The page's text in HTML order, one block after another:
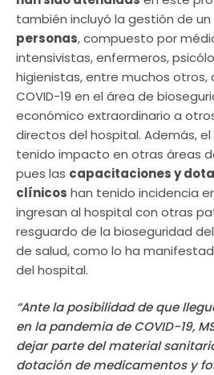
también incluyó la gestión de un
personas, compuesto por
intensivistas, enfermeros,
higienistas, entre muchos otros,
COVID-19 en el área de
económico extraordinario a
directos del hospital. Además, el
tenido impacto en otras áreas
pues las capacitaciones y
clínicos han tenido incidencia
ingresan al hospital con otras
resguardo de la bioseguridad
de salud, como lo ha
del hospital.
“Ante la posibilidad de que
en la pandemia de COVID-19,
dejar parte del material
dotación de medicamentos y